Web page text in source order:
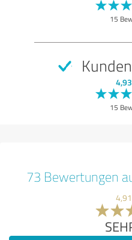
15
15
73 Bewertungen